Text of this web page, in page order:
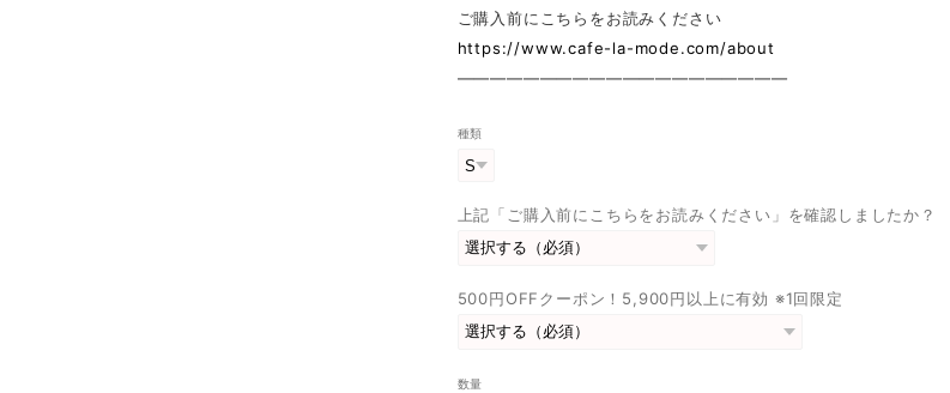
ご購入前にこちらをお読みください
https://www.cafe-la-mode.com/about
————————————————————
種類
上記「ご購入前にこちらをお読みください」を確認しましたか？
500円OFFクーポン！5,900円以上に有効 ※1回限定
数量